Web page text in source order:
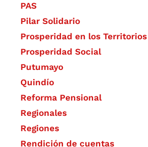
PAS
Pilar Solidario
Prosperidad en los Territorios
Prosperidad Social
Putumayo
Quindío
Reforma Pensional
Regionales
Regiones
Rendición de cuentas